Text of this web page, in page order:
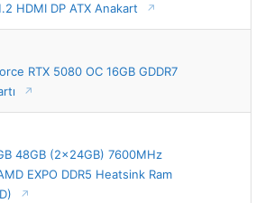
HDMI DP ATX Anakart
RTX 5080 OC 16GB GDDR7
48GB (2x24GB) 7600MHz
EXPO DDR5 Heatsink Ram